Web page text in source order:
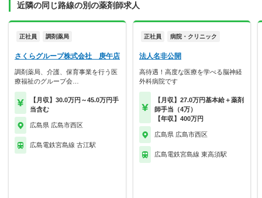
近隣の同じ路線の別の薬剤師求人
正社員 調剤薬局
さくらグループ株式会社 庚午店
調剤薬局、介護、保育事業を行う医
療福祉のグループ会…
【月収】30.0万円～45.0万円手
当含む
広島県 広島市西区
広島電鉄宮島線 古江駅
正社員 病院・クリニック
法人名非公開
高待遇！高度な医療を学べる脳神経
外科病院です
【月収】27.0万円基本給＋薬剤
師手当（4万）
【年収】400万円
広島県 広島市西区
広島電鉄宮島線 東高須駅